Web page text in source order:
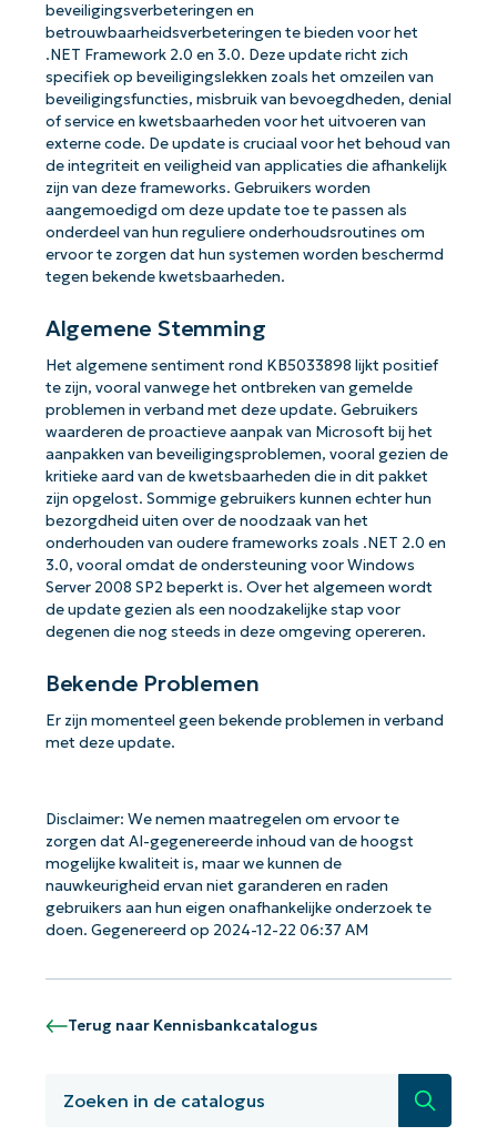
beveiligingsverbeteringen en
betrouwbaarheidsverbeteringen te bieden voor het
.NET Framework 2.0 en 3.0. Deze update richt zich
specifiek op beveiligingslekken zoals het omzeilen van
beveiligingsfuncties, misbruik van bevoegdheden, denial
of service en kwetsbaarheden voor het uitvoeren van
externe code. De update is cruciaal voor het behoud van
de integriteit en veiligheid van applicaties die afhankelijk
zijn van deze frameworks. Gebruikers worden
aangemoedigd om deze update toe te passen als
onderdeel van hun reguliere onderhoudsroutines om
ervoor te zorgen dat hun systemen worden beschermd
tegen bekende kwetsbaarheden.
Algemene Stemming
Het algemene sentiment rond KB5033898 lijkt positief
te zijn, vooral vanwege het ontbreken van gemelde
problemen in verband met deze update. Gebruikers
waarderen de proactieve aanpak van Microsoft bij het
aanpakken van beveiligingsproblemen, vooral gezien de
kritieke aard van de kwetsbaarheden die in dit pakket
zijn opgelost. Sommige gebruikers kunnen echter hun
bezorgdheid uiten over de noodzaak van het
onderhouden van oudere frameworks zoals .NET 2.0 en
3.0, vooral omdat de ondersteuning voor Windows
Server 2008 SP2 beperkt is. Over het algemeen wordt
de update gezien als een noodzakelijke stap voor
degenen die nog steeds in deze omgeving opereren.
Bekende Problemen
Er zijn momenteel geen bekende problemen in verband
met deze update.
Disclaimer: We nemen maatregelen om ervoor te
zorgen dat AI-gegenereerde inhoud van de hoogst
mogelijke kwaliteit is, maar we kunnen de
nauwkeurigheid ervan niet garanderen en raden
gebruikers aan hun eigen onafhankelijke onderzoek te
doen. Gegenereerd op 2024-12-22 06:37 AM
Terug naar Kennisbankcatalogus
Zoeken
Aan de slag met NinjaOne AI-
gestuurde KB-analyses!